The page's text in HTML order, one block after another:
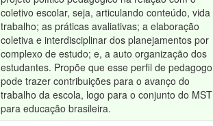
coletivo escolar, seja, articulando conteúdo, vida
trabalho; as práticas avaliativas; a elaboração
coletiva e interdisciplinar dos planejamentos por
complexo de estudo; e, a auto organização dos
estudantes. Propõe que esse perfil de pedagogo
pode trazer contribuições para o avanço do
trabalho da escola, logo para o conjunto do
para educação brasileira.